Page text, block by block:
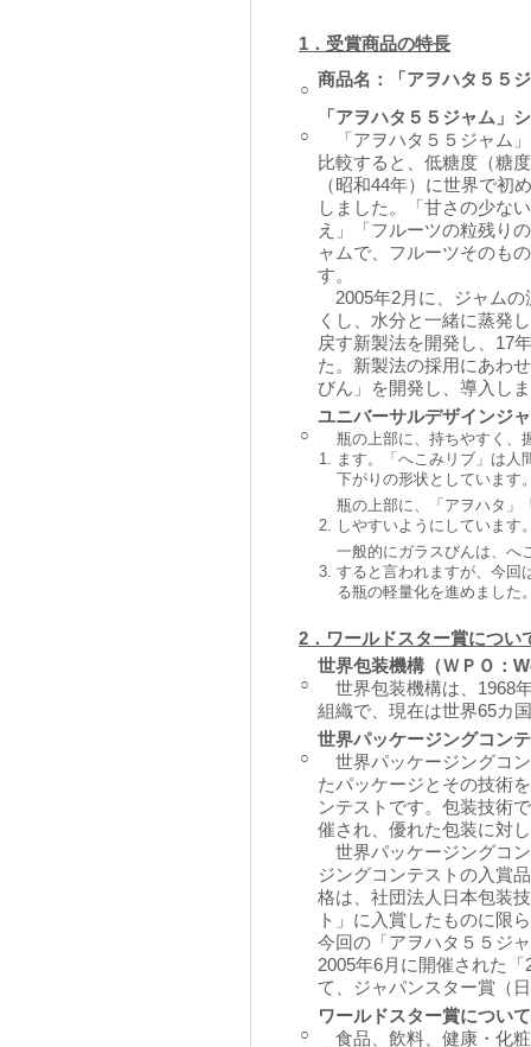
1．受賞商品の特長
○
商品名：「アヲハタ５５
○
「アヲハタ５５ジャム」
「アヲハタ５５ジャム
比較すると、低糖度（糖
（昭和44年）に世界で初
しました。「甘さの少な
え」「フルーツの粒残り
ャムで、フルーツそのも
す。
2005年2月に、ジャムの
くし、水分と一緒に蒸発
戻す新製法を開発し、17
た。新製法の採用にあわ
びん」を開発し、導入し
○
ユニバーサルデザインジ
1.
瓶の上部に、持ちやすく、
ます。「へこみリブ」は人
下がりの形状としています
2.
瓶の上部に、「アヲハタ」
しやすいようにしています
3.
一般的にガラスびんは、へ
すると言われますが、今回
る瓶の軽量化を進めました
2．ワールドスター賞につい
○
世界包装機構（ＷＰＯ：
世界包装機構は、1968
組織で、現在は世界65カ
○
世界パッケージングコン
世界パッケージングコ
たパッケージとその技術
ンテストです。包装技術
催され、優れた包装に対
世界パッケージングコ
ジングコンテストの入賞
格は、社団法人日本包装
ト」に入賞したものに限
今回の「アヲハタ５５ジ
2005年6月に開催された
て、ジャパンスター賞（
○
ワールドスター賞について
食品、飲料、健康・化